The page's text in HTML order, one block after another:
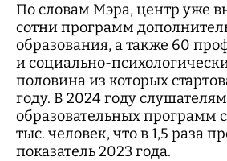
По словам Мэра, центр уже
сотни программ
образования, а также 60
и социально-
половина из которых
году. В 2024 году
образовательных программ
тыс. человек, что в 1,5 раза
показатель 2023 года.